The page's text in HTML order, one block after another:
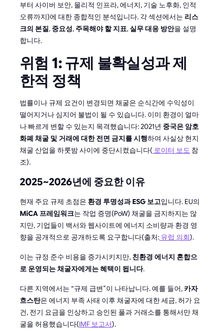
부터 사이버 보안, 물리적 인프라, 에너지, 기술 노후화, 인적
오류까지)에 대한 종합적인 분석입니다. 각 섹션에서는 리스
크의 본질, 중요성, 주목해야 할 지표,실무 대응 방안을 설명
합니다.
위험 1: 규제 불확실성과 제
한적 정책
법률이나 규제 요건이 변경되면 채굴은 순식간에 수익성이
떨어지거나 심지어 불법이 될 수 있습니다. 이미 환경이 얼마
나 빠르게 변할 수 있는지 목격했습니다: 2021년 중국은 암호
화폐 채굴 및 거래에 대한 전면 금지를 시행하여 사실상 현지
채굴 산업을 하룻밤 사이에 중단시켰습니다( 로이터 보도 참
조).
2025~2026년에 중요한 이유
현재 주요 규제 초점은 환경 투명성과 ESG 보고입니다. EU의
MiCA 프레임워크는 작업 증명(PoW) 채굴을 금지하지는 않
지만, 기업들이 백서와 웹사이트에 에너지 소비량과 환경 영
향을 공개적으로 공개하도록 요구합니다(출처: 유럽 의회).
이는 규정 준수 비용을 증가시키지만, 친환경 에너지 혼합으
로 운영되는 채굴자에게는 혜택이 됩니다.
다른 지역에서는 “규제 급변”이 나타납니다. 예를 들어, 카자
흐스탄은 에너지 부족 사태 이후 채굴자에 대한 세금, 허가 요
건, 전기 요금을 인상하고 승인된 풀과 거래소를 통해서만 채
굴을 허용했습니다(IMF 보고서).